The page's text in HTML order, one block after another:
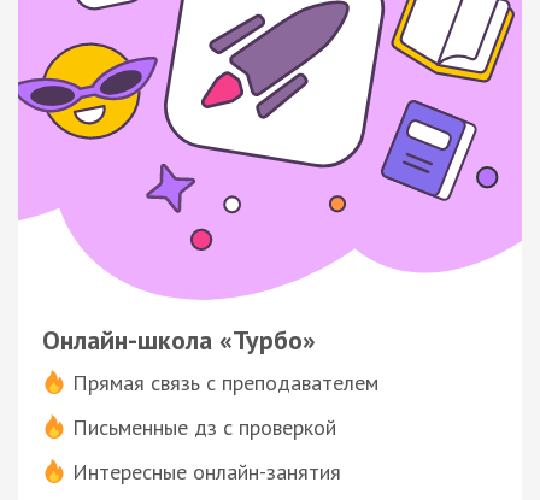
Онлайн-школа «Турбо»
Прямая связь с преподавателем
Письменные дз с проверкой
Интересные онлайн-занятия